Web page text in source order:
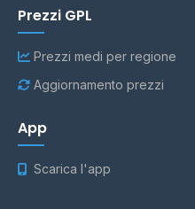
Prezzi GPL
Prezzi medi per regione
Aggiornamento prezzi
App
Scarica l'app